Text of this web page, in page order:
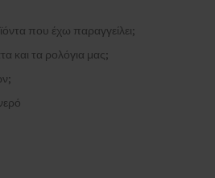
που έχω παραγγείλει;
και τα ρολόγια μας;